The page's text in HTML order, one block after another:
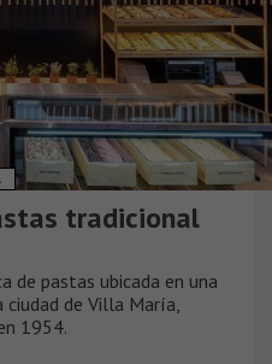
tradicional
de pastas ubicada en una
de Villa María,
1954.